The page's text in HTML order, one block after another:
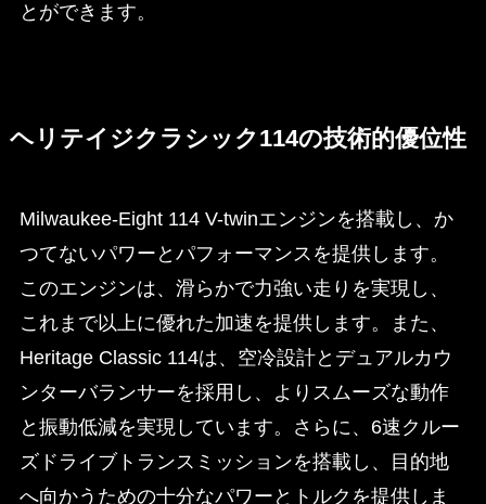
とができます。
ヘリテイジクラシック114の技術的優位性
Milwaukee-Eight 114 V-twinエンジンを搭載し、か
つてないパワーとパフォーマンスを提供します。
このエンジンは、滑らかで力強い走りを実現し、
これまで以上に優れた加速を提供します。また、
Heritage Classic 114は、空冷設計とデュアルカウ
ンターバランサーを採用し、よりスムーズな動作
と振動低減を実現しています。さらに、6速クルー
ズドライブトランスミッションを搭載し、目的地
へ向かうための十分なパワーとトルクを提供しま